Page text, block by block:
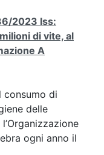
2023 Iss:
di vite, al
A
consumo di
delle
ogni anno il